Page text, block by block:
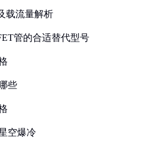
载流量解析
管的合适替代型号
些
空爆冷